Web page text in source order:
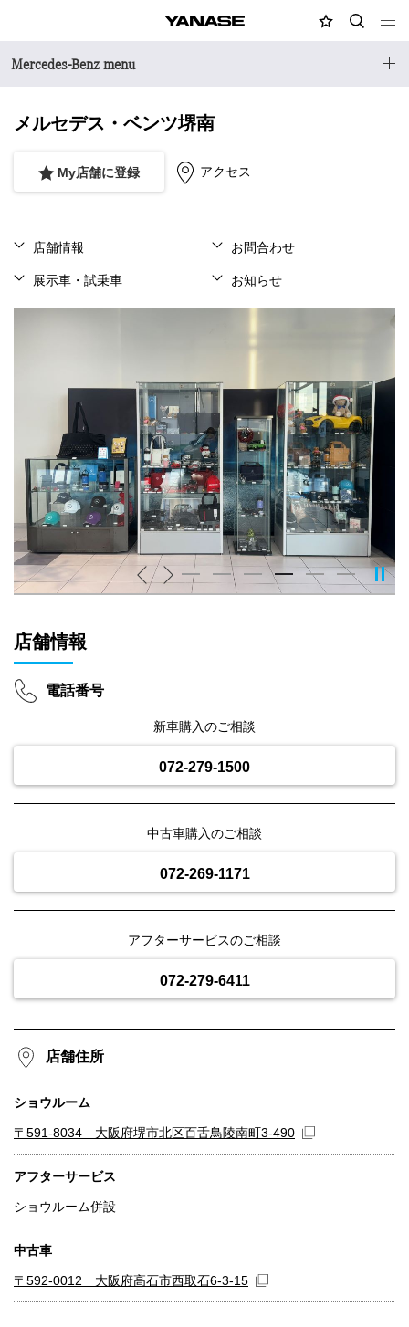
YANASE MY店舗検索
Mercedes-Benz menu
メルセデス・ベンツ堺南
My店舗に登録 アクセス
店舗情報 お問合わせ
展示車・試乗車 お知らせ
Previous
Next
店舗情報
店舗住所
ショウルーム
〒591-8034 大阪府堺市北区百舌鳥陵南町3-490
アフターサービス
ショウルーム併設
中古車
〒592-0012 大阪府高石市西取石6-3-15
電話番号
新車購入のご相談
072-279-1500
中古車購入のご相談
072-269-1171
アフターサービスのご相談
072-279-6411